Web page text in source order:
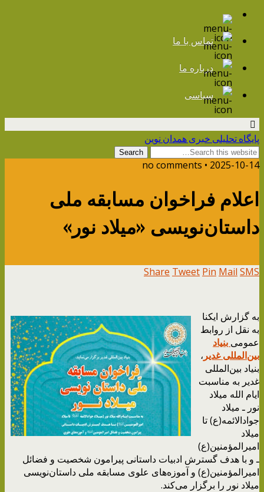
تماس با ما
درباره ما
سیاسی
پایگاه تحلیلی خبری همدان نوین
2025-10-14 • no comments
اعلام فراخوان مسابقه ملی
داستان‌نویسی «میلاد نور»
Share Tweet Pin Mail SMS
به گزارش ایکنا
به نقل از روابط
عمومی بنیاد
بین‌المللی غدیر ،
بنیاد بین‌المللی
غدیر به مناسبت
ایام الله میلاد
نور ـ میلاد
جوادالائمه(ع) تا
میلاد
امیرالمؤمنین(ع)
ـ و با هدف گسترش ادبیات داستانی پیرامون شخصیت و فضائل
امیرالمؤمنین(ع) و آموزه‌های علوی مسابقه ملی داستان‌نویسی
میلاد نور را برگزار می‌کند.